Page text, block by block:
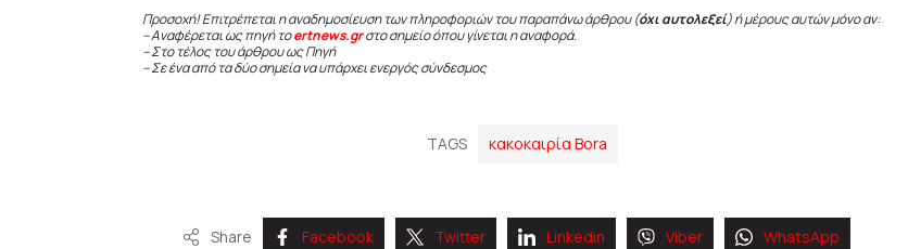
Προσοχή! Επιτρέπεται η αναδημοσίευση των πληροφοριών του παραπάνω άρθρου (όχι αυτολεξεί) ή μέρους αυτών μόνο αν:
– Αναφέρεται ως πηγή τοertnews.gr στο σημείο όπου γίνεται η αναφορά.
– Στο τέλος του άρθρου ως Πηγή
– Σε ένα από τα δύο σημεία να υπάρχει ενεργός σύνδεσμος
TAGS κακοκαιρία Bora
Share Facebook Twitter Linkedin Viber WhatsApp